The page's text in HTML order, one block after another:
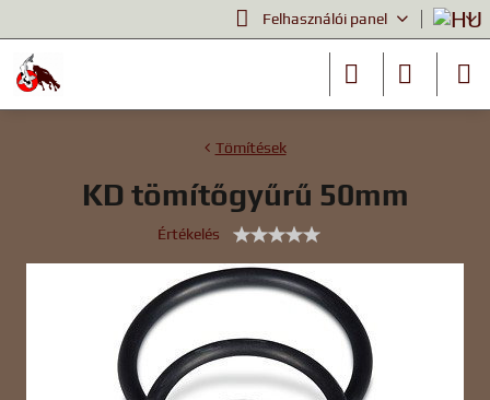
Felhasználói panel
Tömítések
KD tömítőgyűrű 50mm
Értékelés